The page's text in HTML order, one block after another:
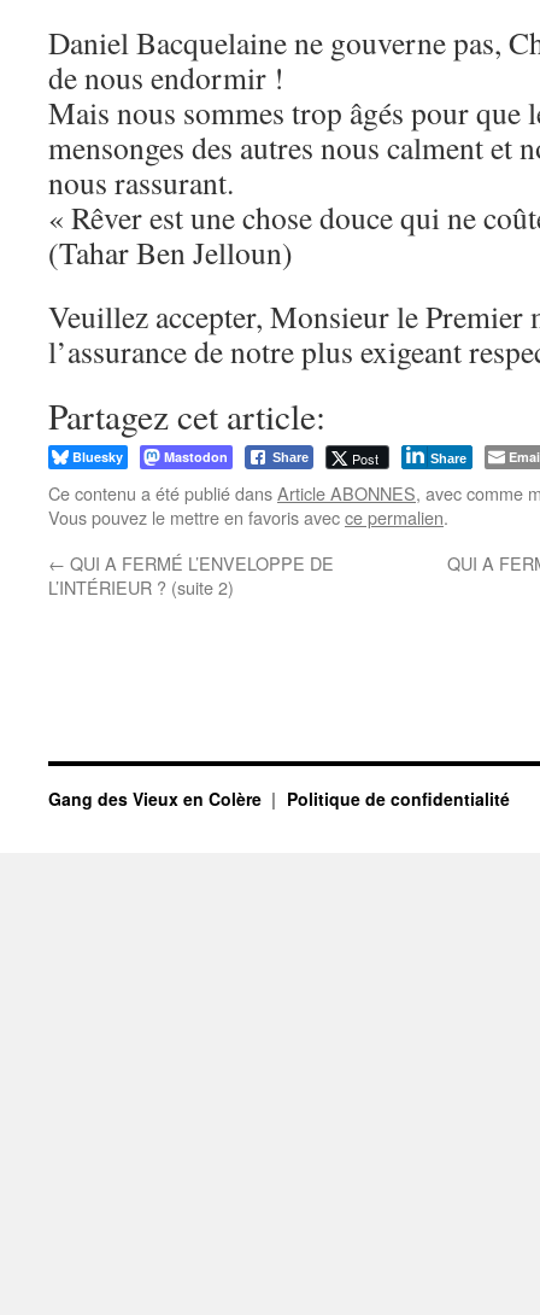
Daniel Bacquelaine ne gouverne pas,
de nous endormir !
Mais nous sommes trop âgés pour que
mensonges des autres nous calment et
nous rassurant.
« Rêver est une chose douce qui ne
(Tahar Ben Jelloun)
Veuillez accepter, Monsieur le Premier
l’assurance de notre plus exigeant
Partagez cet article:
Bluesky Mastodon Share Post Share
Ce contenu a été publié dansArticle ABONNES, avec comme
Vous pouvez le mettre en favoris avecce permalien.
← QUI A FERMÉ L’ENVELOPPE DE
L’INTÉRIEUR ? (suite 2)
QUI A
Gang des Vieux en Colère Politique de confidentialité